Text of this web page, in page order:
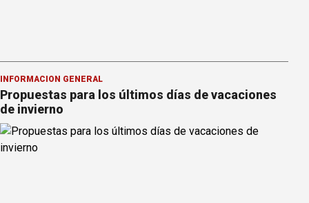
INFORMACION GENERAL
Propuestas para los últimos días de vacaciones
de invierno